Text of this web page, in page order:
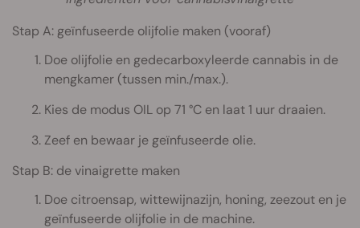
Stap A: geïnfuseerde olijfolie maken (vooraf)
Doe olijfolie en gedecarboxyleerde cannabis in de
mengkamer (tussen min./max.).
Kies de modus OIL op 71 °C en laat 1 uur draaien.
Zeef en bewaar je geïnfuseerde olie.
Stap B: de vinaigrette maken
Doe citroensap, wittewijnazijn, honing, zeezout en je
geïnfuseerde olijfolie in de machine.